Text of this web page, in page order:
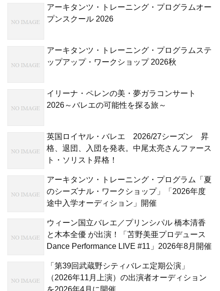
アーキタンツ・トレーニング・プログラムオー
プンスクール 2026
アーキタンツ・トレーニング・プログラムステ
ップアップ・ワークショップ 2026秋
イリーナ・ペレンの美・夢ガラコンサート
2026～バレエの可能性を探る旅～
英国ロイヤル・バレエ 2026/27シーズン 昇
格、退団、入団を発表。中尾太亮さんファース
ト・ソリスト昇格！
アーキタンツ・トレーニング・プログラム「夏
のシーズナル・ワークショップ」「2026年度
途中入学オーディション」開催
ウィーン国立バレエ／プリンシパル 橋本清香
と木本全優 が出演！「苫野美亜プロデュース
Dance Performance LIVE #11」2026年8月開催
「第39回武蔵野シティバレエ定期公演」
（2026年11月上演）の出演者オーディション
を2026年4月に開催